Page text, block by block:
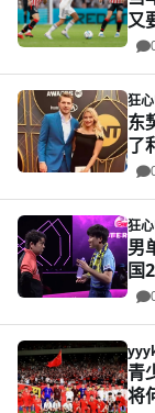
又
狂
东
了
狂
男
国
青
将